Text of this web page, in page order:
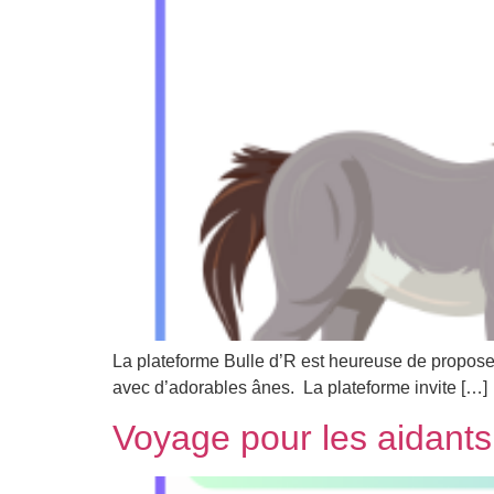
La plateforme Bulle d’R est heureuse de
avec d’adorables ânes. La plateforme invite […]
Voyage pour les